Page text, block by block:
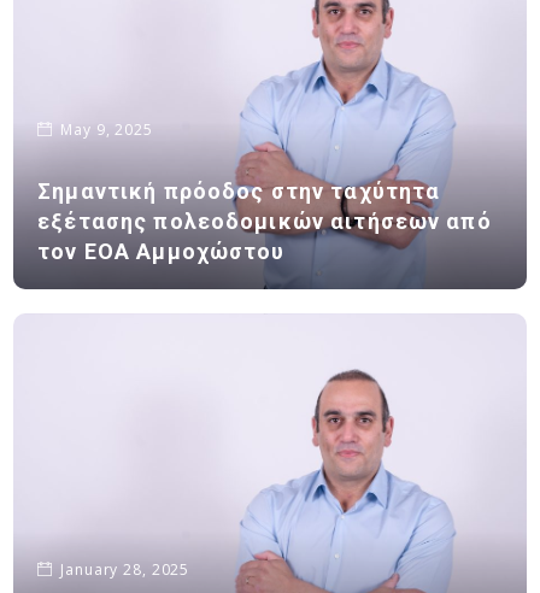
May 9, 2025
Σημαντική πρόοδος στην ταχύτητα
εξέτασης πολεοδομικών αιτήσεων από
τον ΕΟΑ Αμμοχώστου
January 28, 2025